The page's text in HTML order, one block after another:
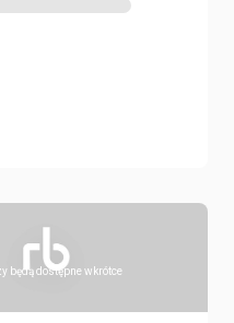
będą dostępne wkrótce